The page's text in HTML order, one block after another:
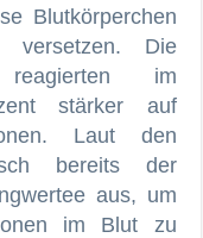
Blutkörperchen
versetzen. Die
reagierten im
stärker auf
Laut den
bereits der
aus, um
im Blut zu